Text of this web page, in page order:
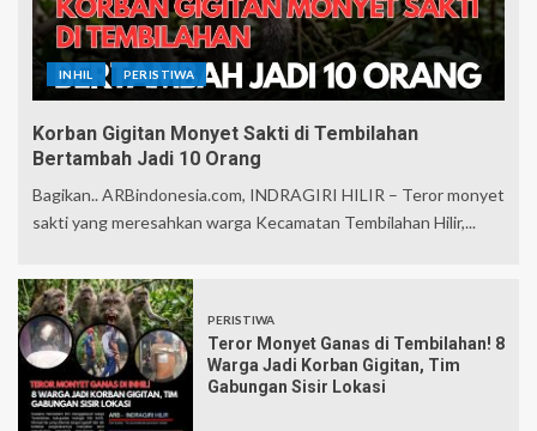
INHIL PERISTIWA
Korban Gigitan Monyet Sakti di Tembilahan
Bertambah Jadi 10 Orang
Bagikan.. ARBindonesia.com, INDRAGIRI HILIR – Teror monyet
sakti yang meresahkan warga Kecamatan Tembilahan Hilir,...
PERISTIWA
Teror Monyet Ganas di Tembilahan! 8
Warga Jadi Korban Gigitan, Tim
Gabungan Sisir Lokasi